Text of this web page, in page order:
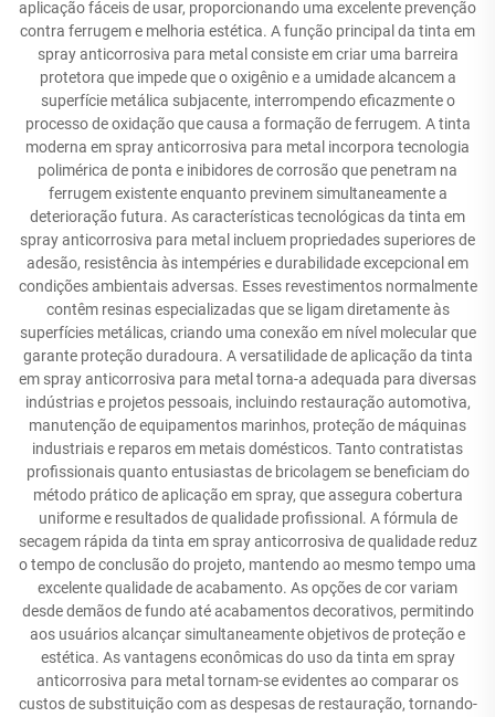
aplicação fáceis de usar, proporcionando uma excelente prevenção
contra ferrugem e melhoria estética. A função principal da tinta em
spray anticorrosiva para metal consiste em criar uma barreira
protetora que impede que o oxigênio e a umidade alcancem a
superfície metálica subjacente, interrompendo eficazmente o
processo de oxidação que causa a formação de ferrugem. A tinta
moderna em spray anticorrosiva para metal incorpora tecnologia
polimérica de ponta e inibidores de corrosão que penetram na
ferrugem existente enquanto previnem simultaneamente a
deterioração futura. As características tecnológicas da tinta em
spray anticorrosiva para metal incluem propriedades superiores de
adesão, resistência às intempéries e durabilidade excepcional em
condições ambientais adversas. Esses revestimentos normalmente
contêm resinas especializadas que se ligam diretamente às
superfícies metálicas, criando uma conexão em nível molecular que
garante proteção duradoura. A versatilidade de aplicação da tinta
em spray anticorrosiva para metal torna-a adequada para diversas
indústrias e projetos pessoais, incluindo restauração automotiva,
manutenção de equipamentos marinhos, proteção de máquinas
industriais e reparos em metais domésticos. Tanto contratistas
profissionais quanto entusiastas de bricolagem se beneficiam do
método prático de aplicação em spray, que assegura cobertura
uniforme e resultados de qualidade profissional. A fórmula de
secagem rápida da tinta em spray anticorrosiva de qualidade reduz
o tempo de conclusão do projeto, mantendo ao mesmo tempo uma
excelente qualidade de acabamento. As opções de cor variam
desde demãos de fundo até acabamentos decorativos, permitindo
aos usuários alcançar simultaneamente objetivos de proteção e
estética. As vantagens econômicas do uso da tinta em spray
anticorrosiva para metal tornam-se evidentes ao comparar os
custos de substituição com as despesas de restauração, tornando-